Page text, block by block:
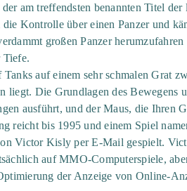
am treffendsten benannten Titel der
Kontrolle über einen Panzer und
großen Panzer
Tiefe.
auf einem sehr schmalen Grat
liegt. Die Grundlagen des
ausführt, und der Maus, die Ihren
reicht bis 1995 und einem Spiel
Victor Kisly per E-Mail gespielt.
auf MMO-Computerspiele,
der Anzeige von Online-